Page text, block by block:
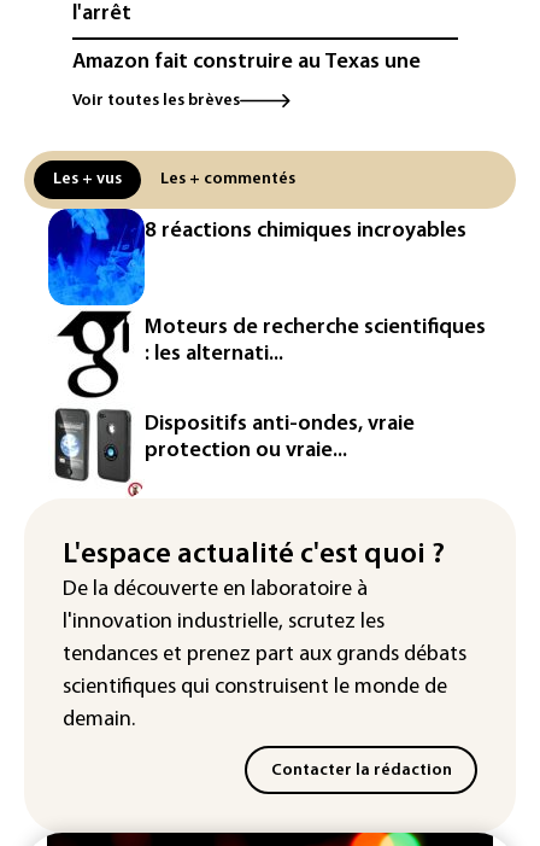
l'arrêt
Amazon fait construire au Texas une
immense centrale à gaz pour ses
L'UE demande à Meta et TikTok de
renforcer la surveillance et la
vérification des faits après l'affaire de
Ceuta
L'Europe se prépare à une baisse de la
production d'électricité lors de l'éclipse
solaire
La métropole de Rouen porte plainte
contre BASF pour pollution aux PFAS
Canicule: à l'arrêt depuis fin juillet, la
centrale de Golfech reconnectée au
Véhicules de livraison autonomes: la
France ouvre la voie à leur
homologation
Voir toutes les brèves
Les + vus Les + commentés
8 réactions chimiques incroyables
Moteurs de recherche scientifiques
: les alternati...
Dispositifs anti-ondes, vraie
protection ou vraie...
L'espace actualité c'est quoi ?
De la découverte en laboratoire à
l'innovation industrielle, scrutez les
tendances et prenez part aux grands débats
scientifiques qui construisent le monde de
demain.
Contacter la rédaction